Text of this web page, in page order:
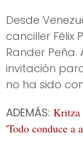
Desde
canciller Félix
Rander
invitación
no ha sido
ADEMÁS: Kritza
'Todo conduce a